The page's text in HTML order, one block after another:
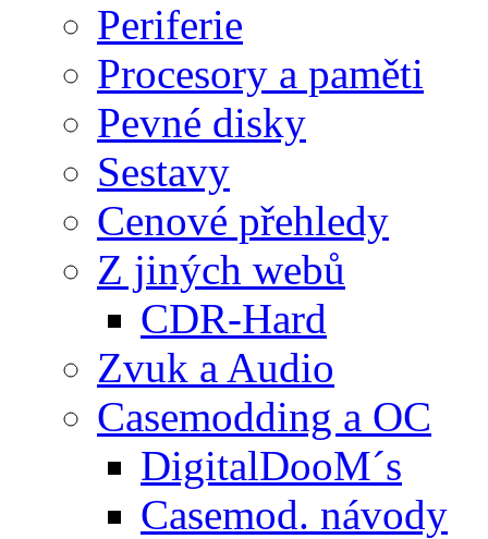
Periferie
Procesory a paměti
Pevné disky
Sestavy
Cenové přehledy
Z jiných webů
CDR-Hard
Zvuk a Audio
Casemodding a OC
DigitalDooM´s
Casemod. návody